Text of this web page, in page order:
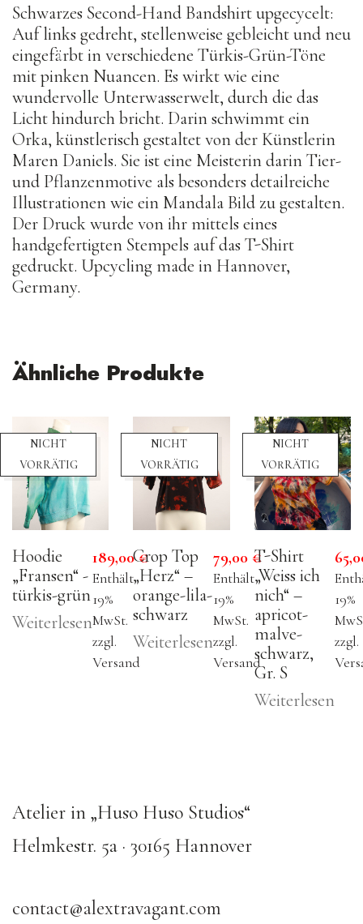
Schwarzes Second-Hand Bandshirt upgecycelt:
Auf links gedreht, stellenweise gebleicht und neu
eingefärbt in verschiedene Türkis-Grün-Töne
mit pinken Nuancen. Es wirkt wie eine
wundervolle Unterwasserwelt, durch die das
Licht hindurch bricht. Darin schwimmt ein
Orka, künstlerisch gestaltet von der Künstlerin
Maren Daniels. Sie ist eine Meisterin darin Tier-
und Pflanzenmotive als besonders detailreiche
Illustrationen wie ein Mandala Bild zu gestalten.
Der Druck wurde von ihr mittels eines
handgefertigten Stempels auf das T-Shirt
gedruckt. Upcycling made in Hannover,
Germany.
Ähnliche Produkte
NICHT
VORRÄTIG
Hoodie
„Fransen“ -
türkis-grün
Weiterlesen
189,00€
Enthält
19%
MwSt.
zzgl.
Versand
NICHT
VORRÄTIG
Crop Top
„Herz“ –
orange-lila-
schwarz
Weiterlesen
79,00€
Enthält
19%
MwSt.
zzgl.
Versand
NICHT
VORRÄTIG
T-Shirt
„Weiss ich
nich“ –
apricot-
malve-
schwarz,
Gr. S
Weiterlesen
19%
zzgl.
Atelier in „Huso Huso Studios“
Helmkestr. 5a · 30165 Hannover
contact@alextravagant.com